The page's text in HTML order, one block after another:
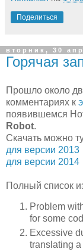
Поделиться
вторник, 30
Горячая
Прошло около
комментариях к
появившемся
Robot.
Скачать можно
для версии 2013
для версии 2014
Полный список
Problem
for some
Excessive
translating